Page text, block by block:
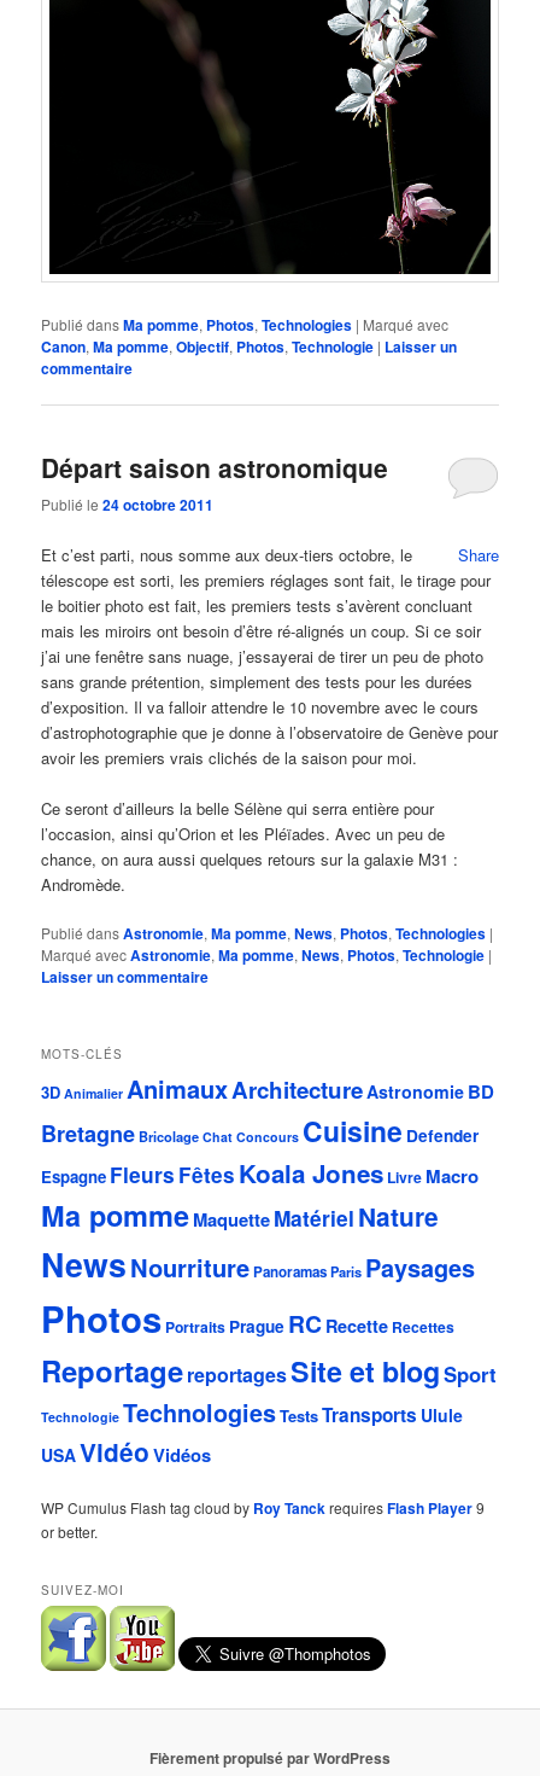
Publié dansMa pomme, Photos,Technologies | Marqué avec
Canon,Ma pomme,Objectif, Photos,Technologie | Laisser un
commentaire
Départ saison astronomique
Publié le24 octobre 2011
Share
Et c’est parti, nous somme aux deux-tiers octobre, le
télescope est sorti, les premiers réglages sont fait, le tirage pour
le boitier photo est fait, les premiers tests s’avèrent concluant
mais les miroirs ont besoin d’être ré-alignés un coup. Si ce soir
j’ai une fenêtre sans nuage, j’essayerai de tirer un peu de photo
sans grande prétention, simplement des tests pour les durées
d’exposition. Il va falloir attendre le 10 novembre avec le cours
d’astrophotographie que je donne à l’observatoire de Genève pour
avoir les premiers vrais clichés de la saison pour moi.
Ce seront d’ailleurs la belle Sélène qui serra entière pour
l’occasion, ainsi qu’Orion et les Pléïades. Avec un peu de
chance, on aura aussi quelques retours sur la galaxie M31 :
Andromède.
Publié dansAstronomie,Ma pomme,News, Photos,Technologies |
Marqué avecAstronomie,Ma pomme,News, Photos,Technologie |
Laisser un commentaire
MOTS-CLÉS
3D Animalier AnimauxArchitectureAstronomie BD
Bretagne Bricolage Chat Concours Cuisine Defender
Espagne Fleurs Fêtes Koala Jones Livre Macro
Ma pommeMaquetteMatériel Nature
NewsNourriturePanoramasParis Paysages
Photos Portraits Prague RC Recette Recettes
ReportagereportagesSite et blogSport
Technologie TechnologiesTestsTransports Ulule
USAVidéoVidéos
WP Cumulus Flash tag cloud by Roy TanckrequiresFlash Player9
or better.
SUIVEZ-MOI
Fièrement propulsé par WordPress